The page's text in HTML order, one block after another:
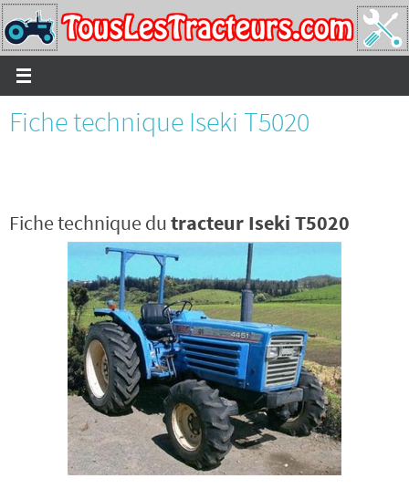
Passer
vers
le
contenu
Fiche technique Iseki T5020
Fiche technique dutracteur Iseki T5020